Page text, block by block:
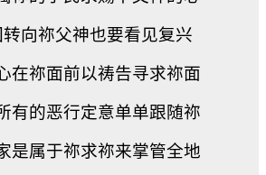
向祢父神也要看见复兴
在祢面前以祷告寻求祢面
有的恶行定意单单跟随祢
是属于祢求祢来掌管全地